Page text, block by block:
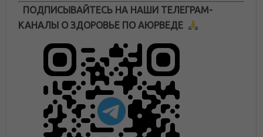
ПОДПИСЫВАЙТЕСЬ НА НАШИ ТЕЛЕГРАМ-
КАНАЛЫ О ЗДОРОВЬЕ ПО АЮРВЕДЕ